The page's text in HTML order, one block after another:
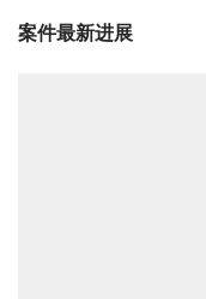
案件最新进展